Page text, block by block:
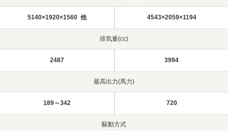
5140×1920×1560 他 4543×2059×1194
排気量(cc)
2487 3994
最高出力(馬力)
189～342 720
駆動方式